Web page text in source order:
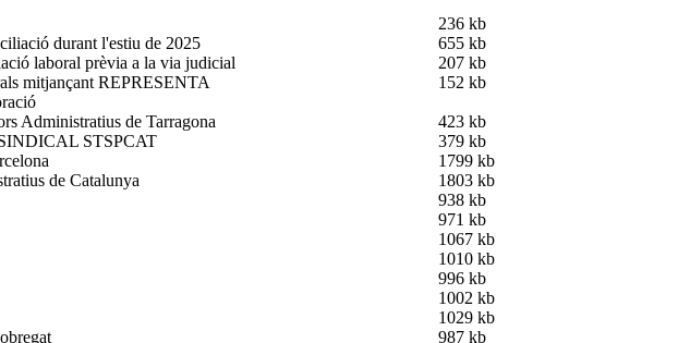
236 kb
durant l'estiu de 2025
655 kb
laboral prèvia a la via judicial
207 kb
mitjançant REPRESENTA
152 kb
Administratius de Tarragona
423 kb
STSPCAT
379 kb
1799 kb
de Catalunya
1803 kb
938 kb
971 kb
1067 kb
1010 kb
996 kb
1002 kb
1029 kb
987 kb